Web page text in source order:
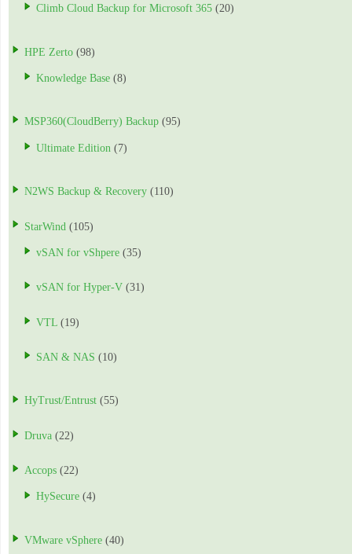
Climb Cloud Backup for Microsoft 365 (20)
HPE Zerto (98)
Knowledge Base (8)
MSP360(CloudBerry) Backup (95)
Ultimate Edition (7)
N2WS Backup & Recovery (110)
StarWind (105)
vSAN for vShpere (35)
vSAN for Hyper-V (31)
VTL (19)
SAN & NAS (10)
HyTrust/Entrust (55)
Druva (22)
Accops (22)
HySecure (4)
VMware vSphere (40)